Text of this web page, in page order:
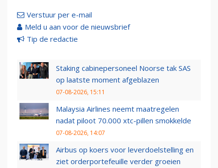
Verstuur per e-mail
Meld u aan voor de nieuwsbrief
Tip de redactie
Staking cabinepersoneel Noorse tak SAS
op laatste moment afgeblazen
07-08-2026, 15:11
Malaysia Airlines neemt maatregelen
nadat piloot 70.000 xtc-pillen smokkelde
07-08-2026, 14:07
Airbus op koers voor leverdoelstelling en
ziet orderportefeuille verder groeien